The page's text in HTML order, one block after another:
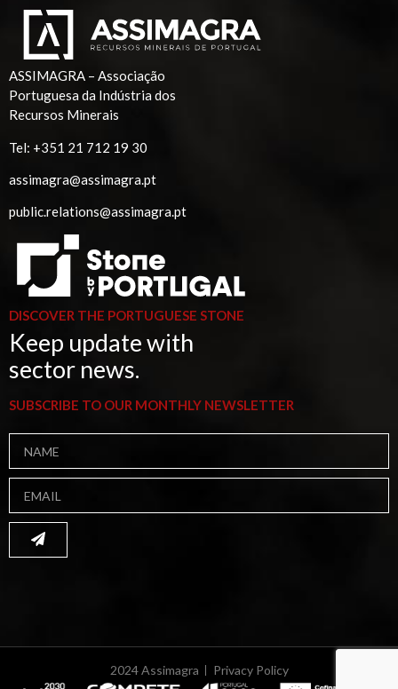
ASSIMAGRA – Associação
Portuguesa da Indústria dos
Recursos Minerais
Tel: +351 21 712 19 30
assimagra@assimagra.pt
public.relations@assimagra.pt
DISCOVER THE PORTUGUESE STONE
Keep update with
sector news.
SUBSCRIBE TO OUR MONTHLY NEWSLETTER
2024 Assimagra Privacy Policy